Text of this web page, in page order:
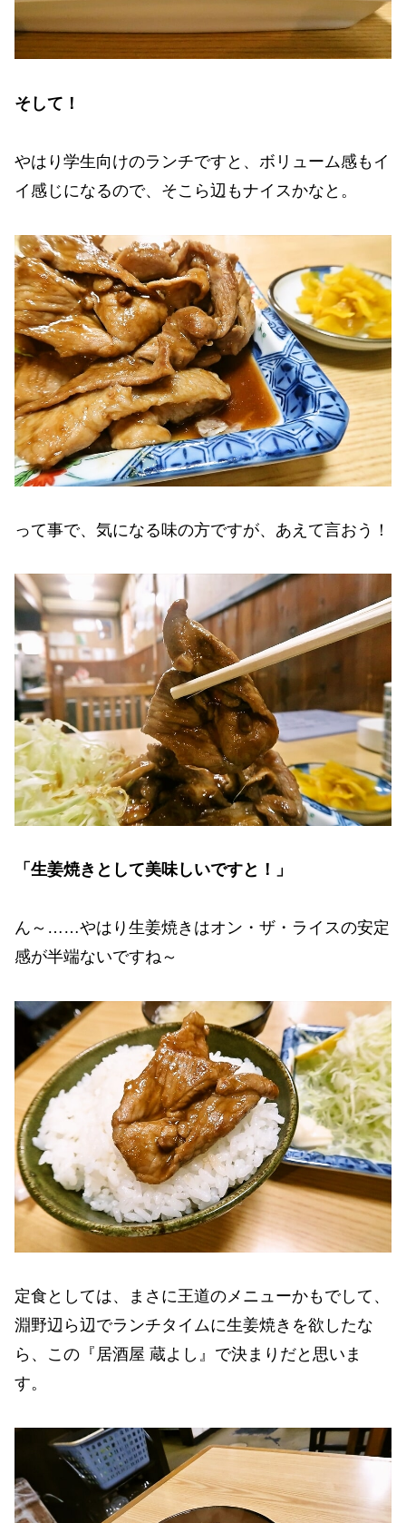
そして！
やはり学生向けのランチですと、ボリューム感もイ
イ感じになるので、そこら辺もナイスかなと。
って事で、気になる味の方ですが、あえて言おう！
「生姜焼きとして美味しいですと！」
ん～……やはり生姜焼きはオン・ザ・ライスの安定
感が半端ないですね～
定食としては、まさに王道のメニューかもでして、
淵野辺ら辺でランチタイムに生姜焼きを欲したな
ら、この『居酒屋 蔵よし』で決まりだと思いま
す。